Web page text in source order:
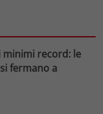
minimi record: le
fermano a